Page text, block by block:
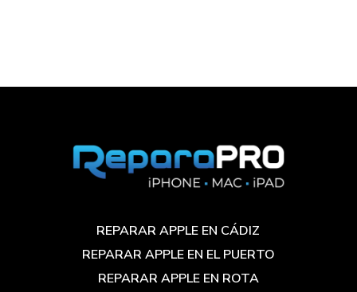
REPARAR APPLE EN CÁDIZ
REPARAR APPLE EN EL PUERTO
REPARAR APPLE EN ROTA